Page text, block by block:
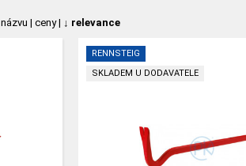
názvu | ceny| ↓ relevance
RENNSTEIG
SKLADEM U DODAVATELE